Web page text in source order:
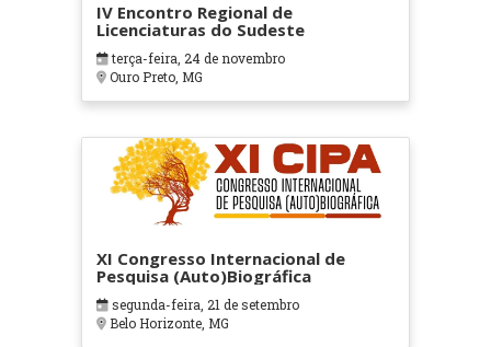
IV Encontro Regional de
Licenciaturas do Sudeste
terça-feira, 24 de novembro
Ouro Preto, MG
XI Congresso Internacional de
Pesquisa (Auto)Biográfica
segunda-feira, 21 de setembro
Belo Horizonte, MG